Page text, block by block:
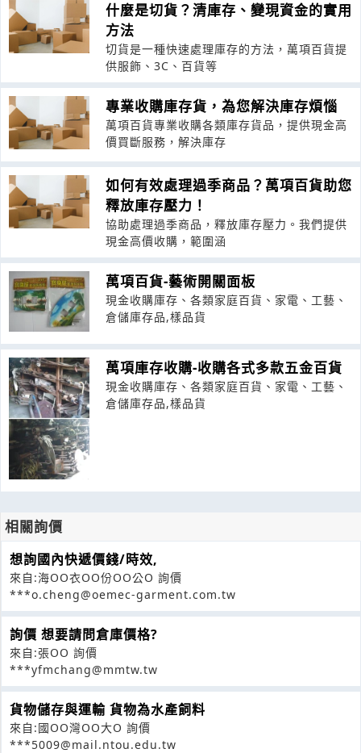
什麼是切貨？清庫存、變現資金的實用
方法
切貨是一種快速處理庫存的方法，萬項百貨提
供服飾、3C、百貨等
專業收購庫存貨，為您解決庫存煩惱
萬項百貨專業收購各類庫存貨品，提供現金高
價買斷服務，解決庫存
如何有效處理過季商品？萬項百貨助您
釋放庫存壓力！
協助處理過季商品，釋放庫存壓力。我們提供
現金高價收購，範圍涵
萬項百貨-藝術開關面板
現金收購庫存、各類家庭百貨、家電、工藝、
倉儲庫存品,樣品貨
萬項庫存收購-收購各式多款五金百貨
現金收購庫存、各類家庭百貨、家電、工藝、
倉儲庫存品,樣品貨
相關詢價
想詢國內快遞價錢/時效,
來自:海OO衣OO份OO公O 詢價
***o.cheng@oemec-garment.com.tw
詢價 想要請問倉庫價格?
來自:張OO 詢價
***yfmchang@mmtw.tw
貨物儲存與運輸 貨物為水產飼料
來自:國OO灣OO大O 詢價
***5009@mail.ntou.edu.tw